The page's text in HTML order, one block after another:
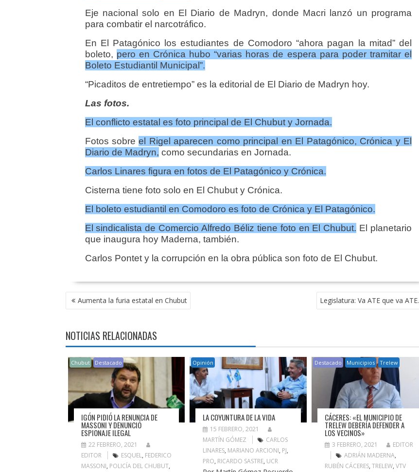
Eje nacional solo en El Diario de Madryn, donde Macri lanzó un programa
para combatir el narcotráfico.
En El Patagónico los estudiantes de Comodoro “ahora pagan la mitad” del
boleto, pero en Crónica hubo “varias horas de espera para poder tramitar el
Boleto Estudiantil Municipal”.
“Picaditos de entretiempo” es la editorial de El Diario de Madryn hoy.
Las fotos.
El conflicto estatal es foto principal de El Chubut y Jornada.
Fotos sobreel Rigel aparecen como principal en El Patagónico, Crónica y El
Diario de Madryn, como secundarias en Jornada.
Carlos Linares figura en fotos de El Patagónico y Crónica.
Cisterna tiene foto solo en El Chubut y Crónica.
El boleto estudiantil en Comodoro es foto de Crónica y El Patagónico.
El sindicalista de Comercio Alfredo Béliz tiene foto en El Chubut. El planetario
que inaugura hoy Maderna, también.
Carlos Pontet y la corrupción en la obra pública son foto de El Chubut.
NAVEGACIÓN
DE Aumenta la furia estatal en Chubut Legislatura: Va ATE que va ATE.
NOTICIAS RELACIONADAS
Chubut Destacado
IGÓN PIDIÓ LA RENUNCIA DE
MASSONI Y DENUNCIÓ
ESPIONAJE ILEGAL
22 FEBRERO, 2021
EDITOR
ESQUEL, FEDERICO
MASSONI, POLICÍA DEL CHUBUT,
Opinión
LA COYUNTURA DE LA VIDA
15 FEBRERO, 2021
MARTÍN GÓMEZ
CARLOS
LINARES, MARIANO ARCIONI, PJ,
PRO, RICARDO SASTRE, UCR
Destacado Municipios Trelew
CÁCERES: «EL MUNICIPIO DE
TRELEW DEBERÍA DEFENDER A
LOS VECINOS»
3 FEBRERO, 2021
EDITOR
ADRIÁN MADERNA,
RUBÉN CÁCERES,TRELEW,VTV